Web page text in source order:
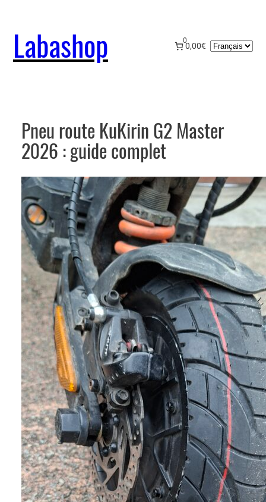
contenu
Labashop 0
0,00€
Choisir
Pneu route KuKirin G2 Master
2026 : guide complet